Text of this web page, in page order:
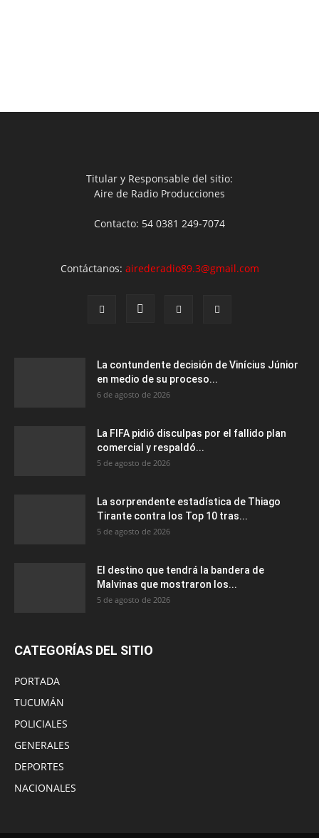
Titular y Responsable del sitio:
Aire de Radio Producciones
Contacto: 54 0381 249-7074
Contáctanos: airederadio89.3@gmail.com
La contundente decisión de Vinícius Júnior
en medio de su proceso...
6 de agosto de 2026
La FIFA pidió disculpas por el fallido plan
comercial y respaldó...
5 de agosto de 2026
La sorprendente estadística de Thiago
Tirante contra los Top 10 tras...
5 de agosto de 2026
El destino que tendrá la bandera de
Malvinas que mostraron los...
5 de agosto de 2026
CATEGORÍAS DEL SITIO
PORTADA
TUCUMÁN
POLICIALES
GENERALES
DEPORTES
NACIONALES